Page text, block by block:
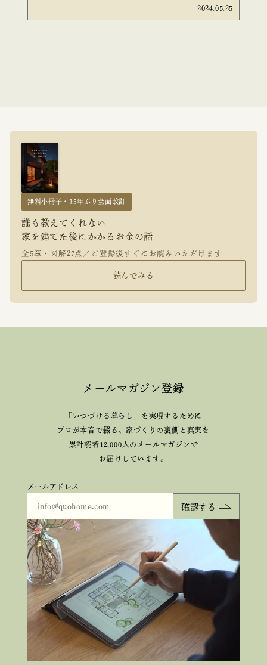
2024.05.25
無料小冊子・15年ぶり全面改訂
誰も教えてくれない
家を建てた後にかかるお金の話
全5章・図解27点／ご登録後すぐにお読みいただけます
読んでみる
メールマガジン登録
「いつづける暮らし」を実現するために
プロが本音で綴る、家づくりの裏側と真実を
累計読者12,000人のメールマガジンで
お届けしています。
メールアドレス